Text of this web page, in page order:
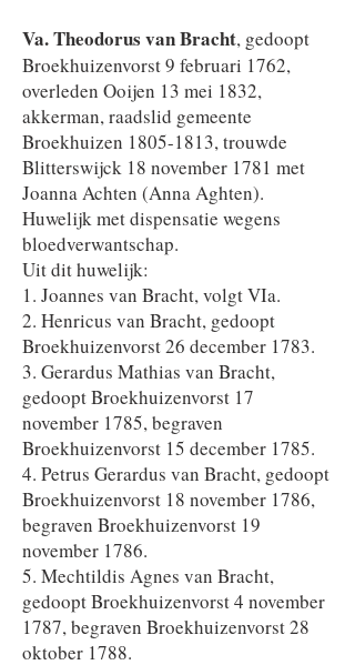
​Va. Theodorus van Bracht, gedoopt
Broekhuizenvorst 9 februari 1762,
overleden Ooijen 13 mei 1832,
akkerman, raadslid gemeente
Broekhuizen 1805-1813, trouwde
Blitterswijck 18 november 1781 met
Joanna Achten (Anna Aghten).
Huwelijk met dispensatie wegens
bloedverwantschap.
Uit dit huwelijk:
1. Joannes van Bracht, volgt VIa.
2. Henricus van Bracht, gedoopt
Broekhuizenvorst 26 december 1783.
3. Gerardus Mathias van Bracht,
gedoopt Broekhuizenvorst 17
november 1785, begraven
Broekhuizenvorst 15 december 1785.
4. Petrus Gerardus van Bracht, gedoopt
Broekhuizenvorst 18 november 1786,
begraven Broekhuizenvorst 19
november 1786.
5. Mechtildis Agnes van Bracht,
gedoopt Broekhuizenvorst 4 november
1787, begraven Broekhuizenvorst 28
oktober 1788.